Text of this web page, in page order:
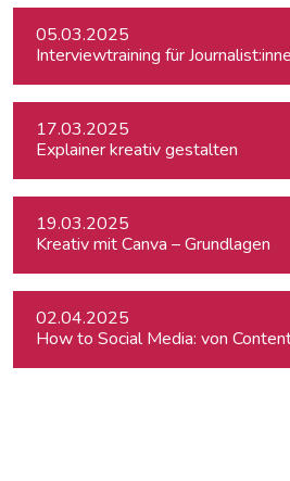
05.03.2025
Interviewtraining für
17.03.2025
Explainer kreativ gestalten
19.03.2025
Kreativ mit Canva – Grundlagen
02.04.2025
How to Social Media: von